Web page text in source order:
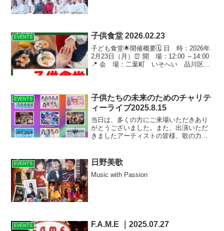
EVENTS 子供食堂 2026.02.23
子ども食堂🌟開催概要🗓 日 時：2026年
2月23日（月）⏰ 開 場：12:00 ～14:00
📍 会 場：二葉町 いそへい 品川区二
EVENTS
子供たちの未来のためのチャリテ
ィーライブ2025.8.15
当日は、多くの方にご来場いただきあり
がとうございました。また、出演いただ
きましたアーティストの皆様、歌の力の
た。ハンディのある人もない人も、音楽
でひとつに！音楽の力で笑...
EVENTS 日野美歌
Music with Passion
EVENTS F.A.M.E ｜2025.07.27